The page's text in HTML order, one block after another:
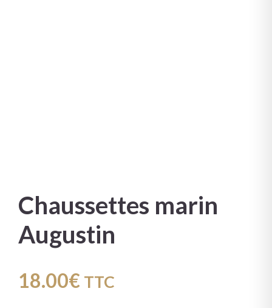
Chaussettes marin
Augustin
18.00€ TTC